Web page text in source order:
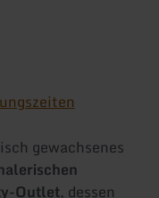
gewachsenes
Outlet, dessen